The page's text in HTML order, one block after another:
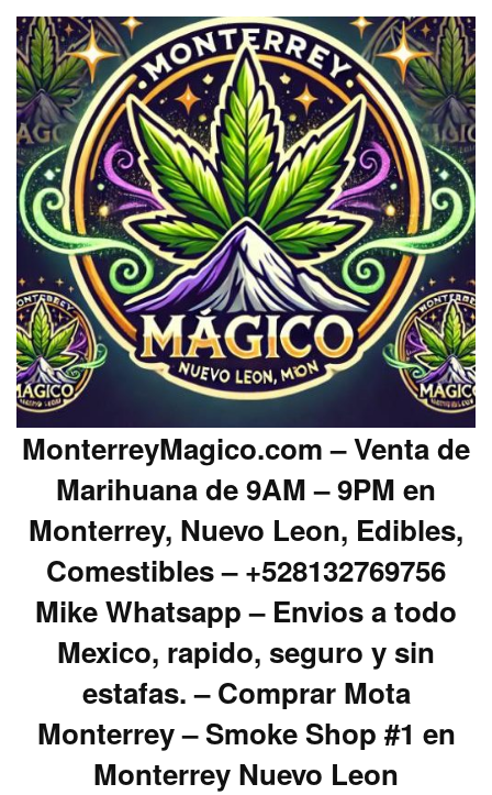
MonterreyMagico.com – Venta de
Marihuana de 9AM – 9PM en
Monterrey, Nuevo Leon, Edibles,
Comestibles – +528132769756
Mike Whatsapp – Envios a todo
Mexico, rapido, seguro y sin
estafas. – Comprar Mota
Monterrey – Smoke Shop #1 en
Monterrey Nuevo Leon